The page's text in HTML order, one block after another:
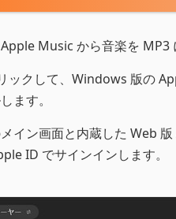
Music から音楽を MP3
ックして、Windows 版の
ます。
イン画面と内蔵した Web
ID でサインインします。